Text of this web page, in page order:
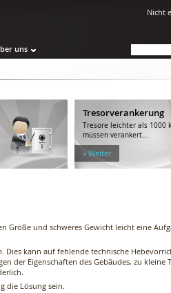
Nicht
uns
Tresorverankerung
Tresore leichter als 1000
müssen verankert...
» Weiter
Größe und schweres Gewicht leicht eine
Dies kann auf fehlende technische
der Eigenschaften des Gebäudes, zu kleine
die Lösung sein.